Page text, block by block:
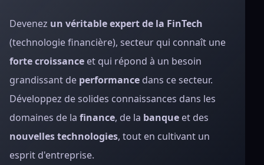
Devenez un véritable expert de la FinTech
(technologie financière), secteur qui connaît une
forte croissance et qui répond à un besoin
grandissant de performance dans ce secteur.
Développez de solides connaissances dans les
domaines de la finance, de la banque et des
nouvelles technologies, tout en cultivant un
esprit d'entreprise.